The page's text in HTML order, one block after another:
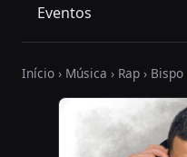
Eventos
Início › Música › Rap › Bispo